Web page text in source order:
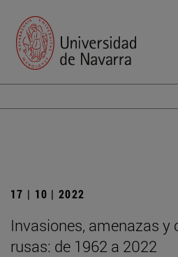
17 | 10 | 2022
Invasiones, amenazas y
rusas: de 1962 a 2022